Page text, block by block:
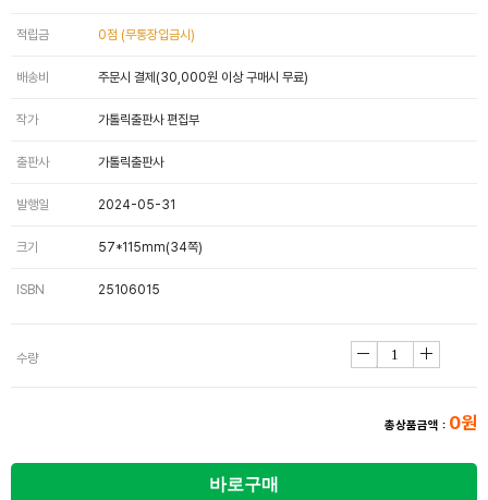
적립금 0점 (무통장입금시)
배송비 주문시 결제(30,000원 이상 구매시 무료)
작가 가톨릭출판사 편집부
출판사 가톨릭출판사
발행일 2024-05-31
크기 57*115mm(34쪽)
ISBN 25106015
수량
총상품금액 : 0원